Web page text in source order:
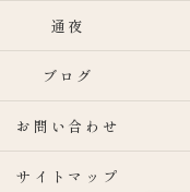
通夜
ブログ
お問い合わせ
サイトマップ